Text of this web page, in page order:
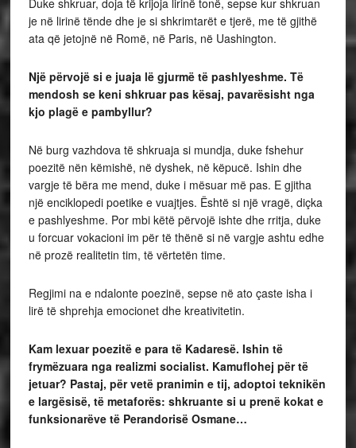
Duke shkruar, doja të krijoja lirinë tonë, sepse kur shkruan
je në lirinë tënde dhe je si shkrimtarët e tjerë, me të gjithë
ata që jetojnë në Romë, në Paris, në Uashington.
Një përvojë si e juaja lë gjurmë të pashlyeshme. Të
mendosh se keni shkruar pas kësaj, pavarësisht nga
kjo plagë e pambyllur?
Në burg vazhdova të shkruaja si mundja, duke fshehur
poezitë nën këmishë, në dyshek, në këpucë. Ishin dhe
vargje të bëra me mend, duke i mësuar më pas. E gjitha
një enciklopedi poetike e vuajtjes. Është si një vragë, diçka
e pashlyeshme. Por mbi këtë përvojë ishte dhe rritja, duke
u forcuar vokacioni im për të thënë si në vargje ashtu edhe
në prozë realitetin tim, të vërtetën time.
Regjimi na e ndalonte poezinë, sepse në ato çaste isha i
lirë të shprehja emocionet dhe kreativitetin.
Kam lexuar poezitë e para të Kadaresë. Ishin të
frymëzuara nga realizmi socialist. Kamuflohej për të
jetuar? Pastaj, për vetë pranimin e tij, adoptoi teknikën
e largësisë, të metaforës: shkruante si u prenë kokat e
funksionarëve të Perandorisë Osmane…